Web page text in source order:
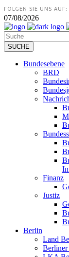
FOLGEN SIE UNS AUF:
07/08/2026
Bundesebene
BRD
Finanz
Justiz
Berlin
Land
Berliner